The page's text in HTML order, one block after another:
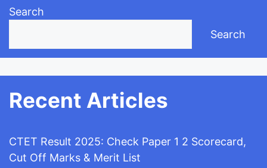
Search
Search
Recent Articles
CTET Result 2025: Check Paper 1 2 Scorecard,
Cut Off Marks & Merit List